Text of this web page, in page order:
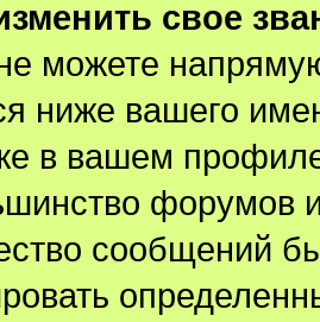
свое
можете
ниже вашего
в вашем
форумов
сообщений